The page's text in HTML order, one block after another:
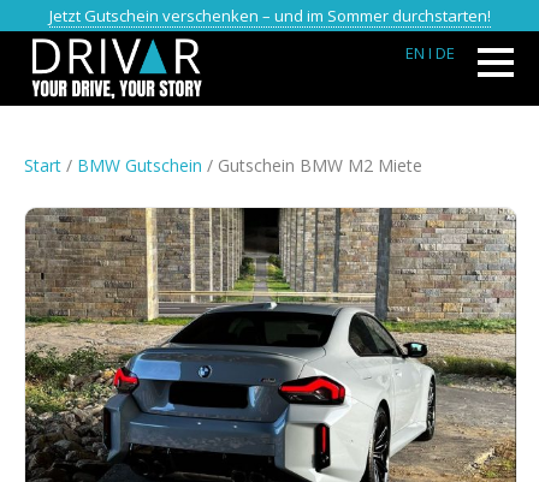
Jetzt Gutschein verschenken – und im Sommer durchstarten!
EN I DE
Start / BMW Gutschein / Gutschein BMW M2 Miete